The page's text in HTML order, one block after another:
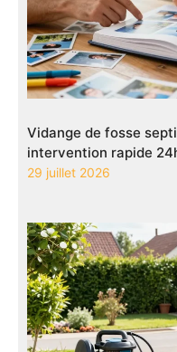
Vidange de fosse
intervention rapide
29 juillet 2026